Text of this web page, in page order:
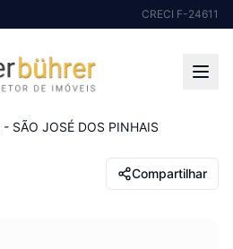
CRECI F-24611
SÃO JOSÉ DOS PINHAIS
Compartilhar